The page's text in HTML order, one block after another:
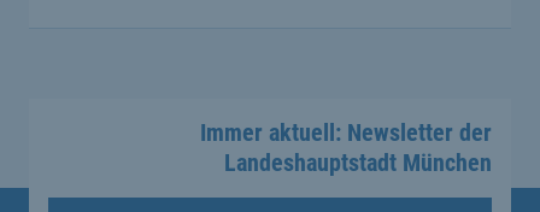
Immer aktuell: Newsletter der
Landeshauptstadt München